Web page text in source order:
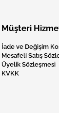
Müşteri
İade ve Değişim
Mesafeli Satış
Üyelik Sözleşmesi
KVKK